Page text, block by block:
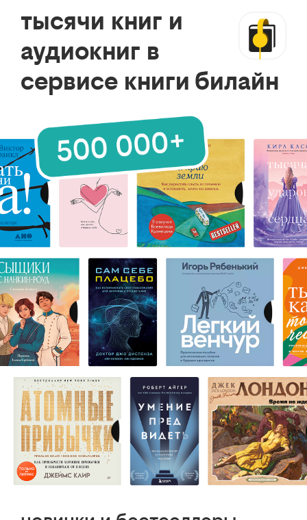
тысячи книг и
аудиокниг в
сервисе книги билайн